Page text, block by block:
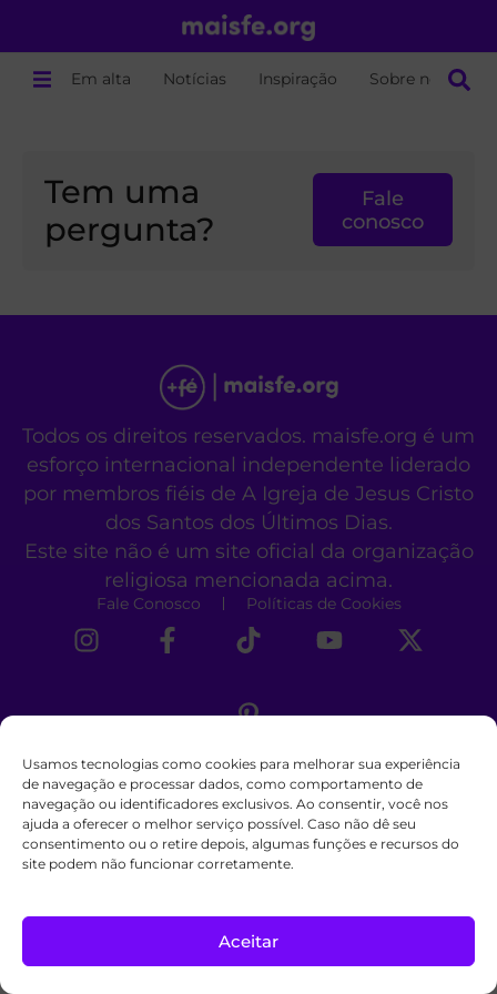
Usamos tecnologias como cookies para melhorar sua experiência
de navegação e processar dados, como comportamento de
navegação ou identificadores exclusivos. Ao consentir, você nos
ajuda a oferecer o melhor serviço possível. Caso não dê seu
consentimento ou o retire depois, algumas funções e recursos do
site podem não funcionar corretamente.
Aceitar
Em alta Notícias Inspiração Sobre nós
Tem uma
pergunta?
Fale
conosco
Todos os direitos reservados. maisfe.org é um
esforço internacional independente liderado
por membros fiéis de A Igreja de Jesus Cristo
dos Santos dos Últimos Dias.
Este site não é um site oficial da organização
religiosa mencionada acima.
Fale Conosco Políticas de Cookies